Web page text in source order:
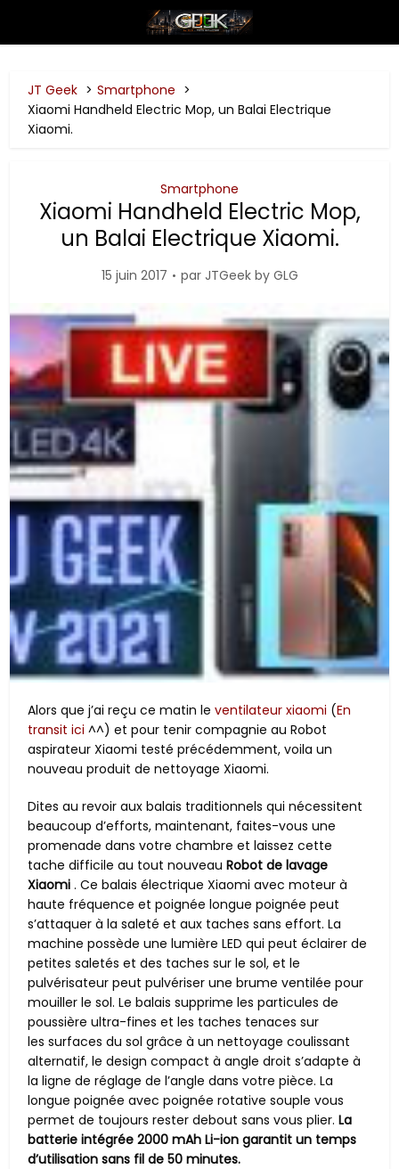
JT Geek
Smartphone
Xiaomi Handheld Electric Mop, un Balai Electrique
Xiaomi.
Smartphone
Xiaomi Handheld Electric Mop,
un Balai Electrique Xiaomi.
15 juin 2017 par JTGeek by GLG
Alors que j’ai reçu ce matin leventilateur xiaomi (En
transit ici^^) et pour tenir compagnie au Robot
aspirateur Xiaomi testé précédemment, voila un
nouveau produit de nettoyage Xiaomi.
Dites au revoir aux balais traditionnels qui nécessitent
beaucoup d’efforts, maintenant, faites-vous une
promenade dans votre chambre et laissez cette
tache difficile au tout nouveauRobot de lavage
Xiaomi . Ce balais électrique Xiaomi avec moteur à
haute fréquence et poignée longue poignée peut
s’attaquer à la saleté et aux taches sans effort. La
machine possède une lumière LED qui peut éclairer de
petites saletés et des taches sur le sol, et le
pulvérisateur peut pulvériser une brume ventilée pour
mouiller le sol. Le balais supprime les particules de
poussière ultra-fines et les taches tenaces sur
les surfaces du sol grâce à un nettoyage coulissant
alternatif, le design compact à angle droit s’adapte à
la ligne de réglage de l’angle dans votre pièce. La
longue poignée avec poignée rotative souple vous
permet de toujours rester debout sans vous plier.La
batterie intégrée 2000 mAh Li-ion garantit un temps
d’utilisation sans fil de 50 minutes.